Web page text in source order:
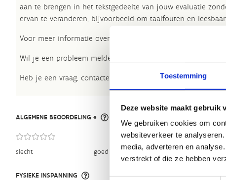
Toestemming
Deze website maakt gebruik
We gebruiken cookies om
websiteverkeer te
media, adverteren en
verstrekt of die ze hebben
aan te brengen in het tekstgedeelte van jouw evaluatie
ervan te veranderen, bijvoorbeeld om taalfouten en
Voor meer informatie over onze routestructuren, neem een
Wil je een probleem melden op een route? Ga dan naar het
Heb je een vraag, contacteer ons via
ALGEMENE BEOORDELING *
slecht goed
FYSIEKE INSPANNING